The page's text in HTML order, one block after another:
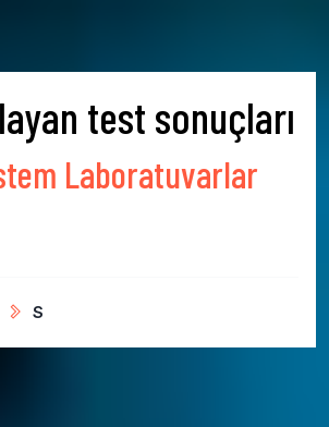
test sonuçları
Laboratuvarlar
S